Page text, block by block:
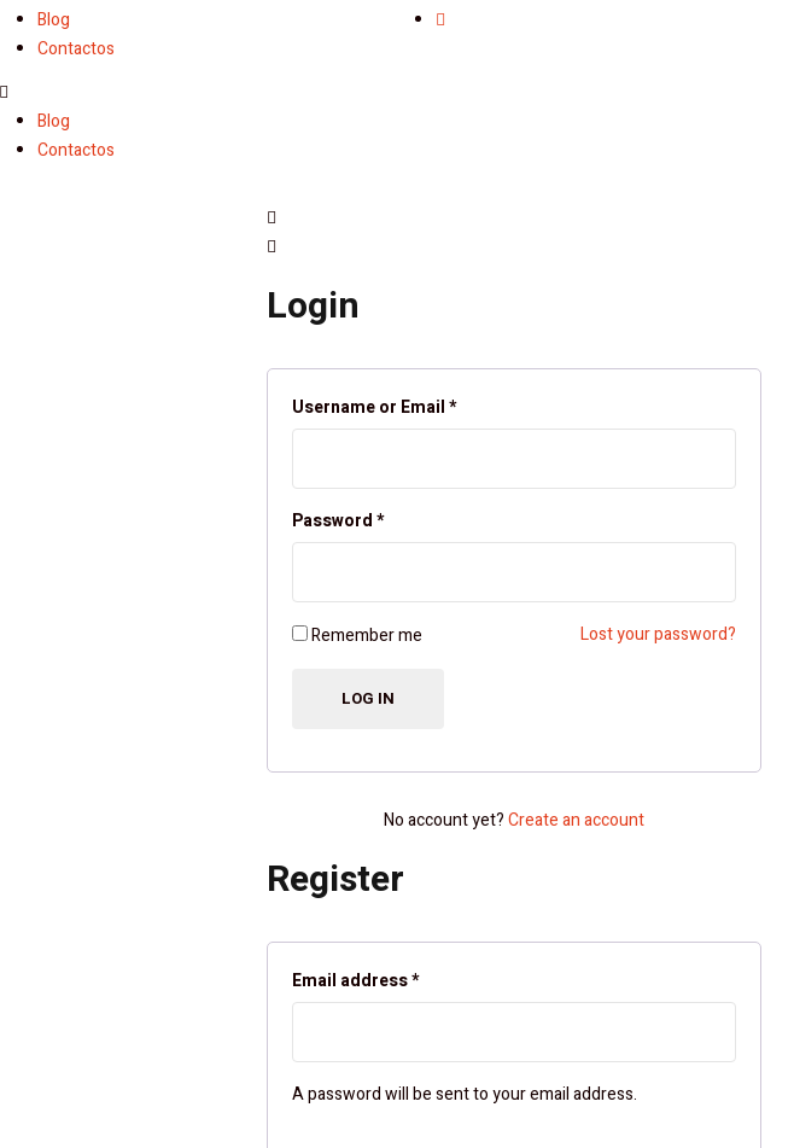
Blog
Contactos
Blog
Contactos
Login
Username or Email*
Password*
Remember me Lost your password?
No account yet?Create an account
Register
Email address*
A password will be sent to your email address.